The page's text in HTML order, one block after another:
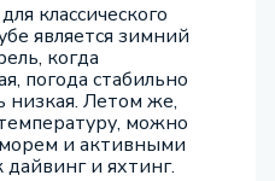
классического
является зимний
когда
погода стабильно
низкая. Летом же,
можно
и активными
и яхтинг.